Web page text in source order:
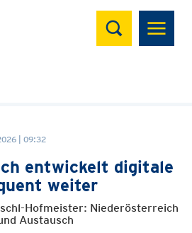
Suchen
| 09:32
entwickelt digitale
weiter
Hofmeister: Niederösterreich
Austausch